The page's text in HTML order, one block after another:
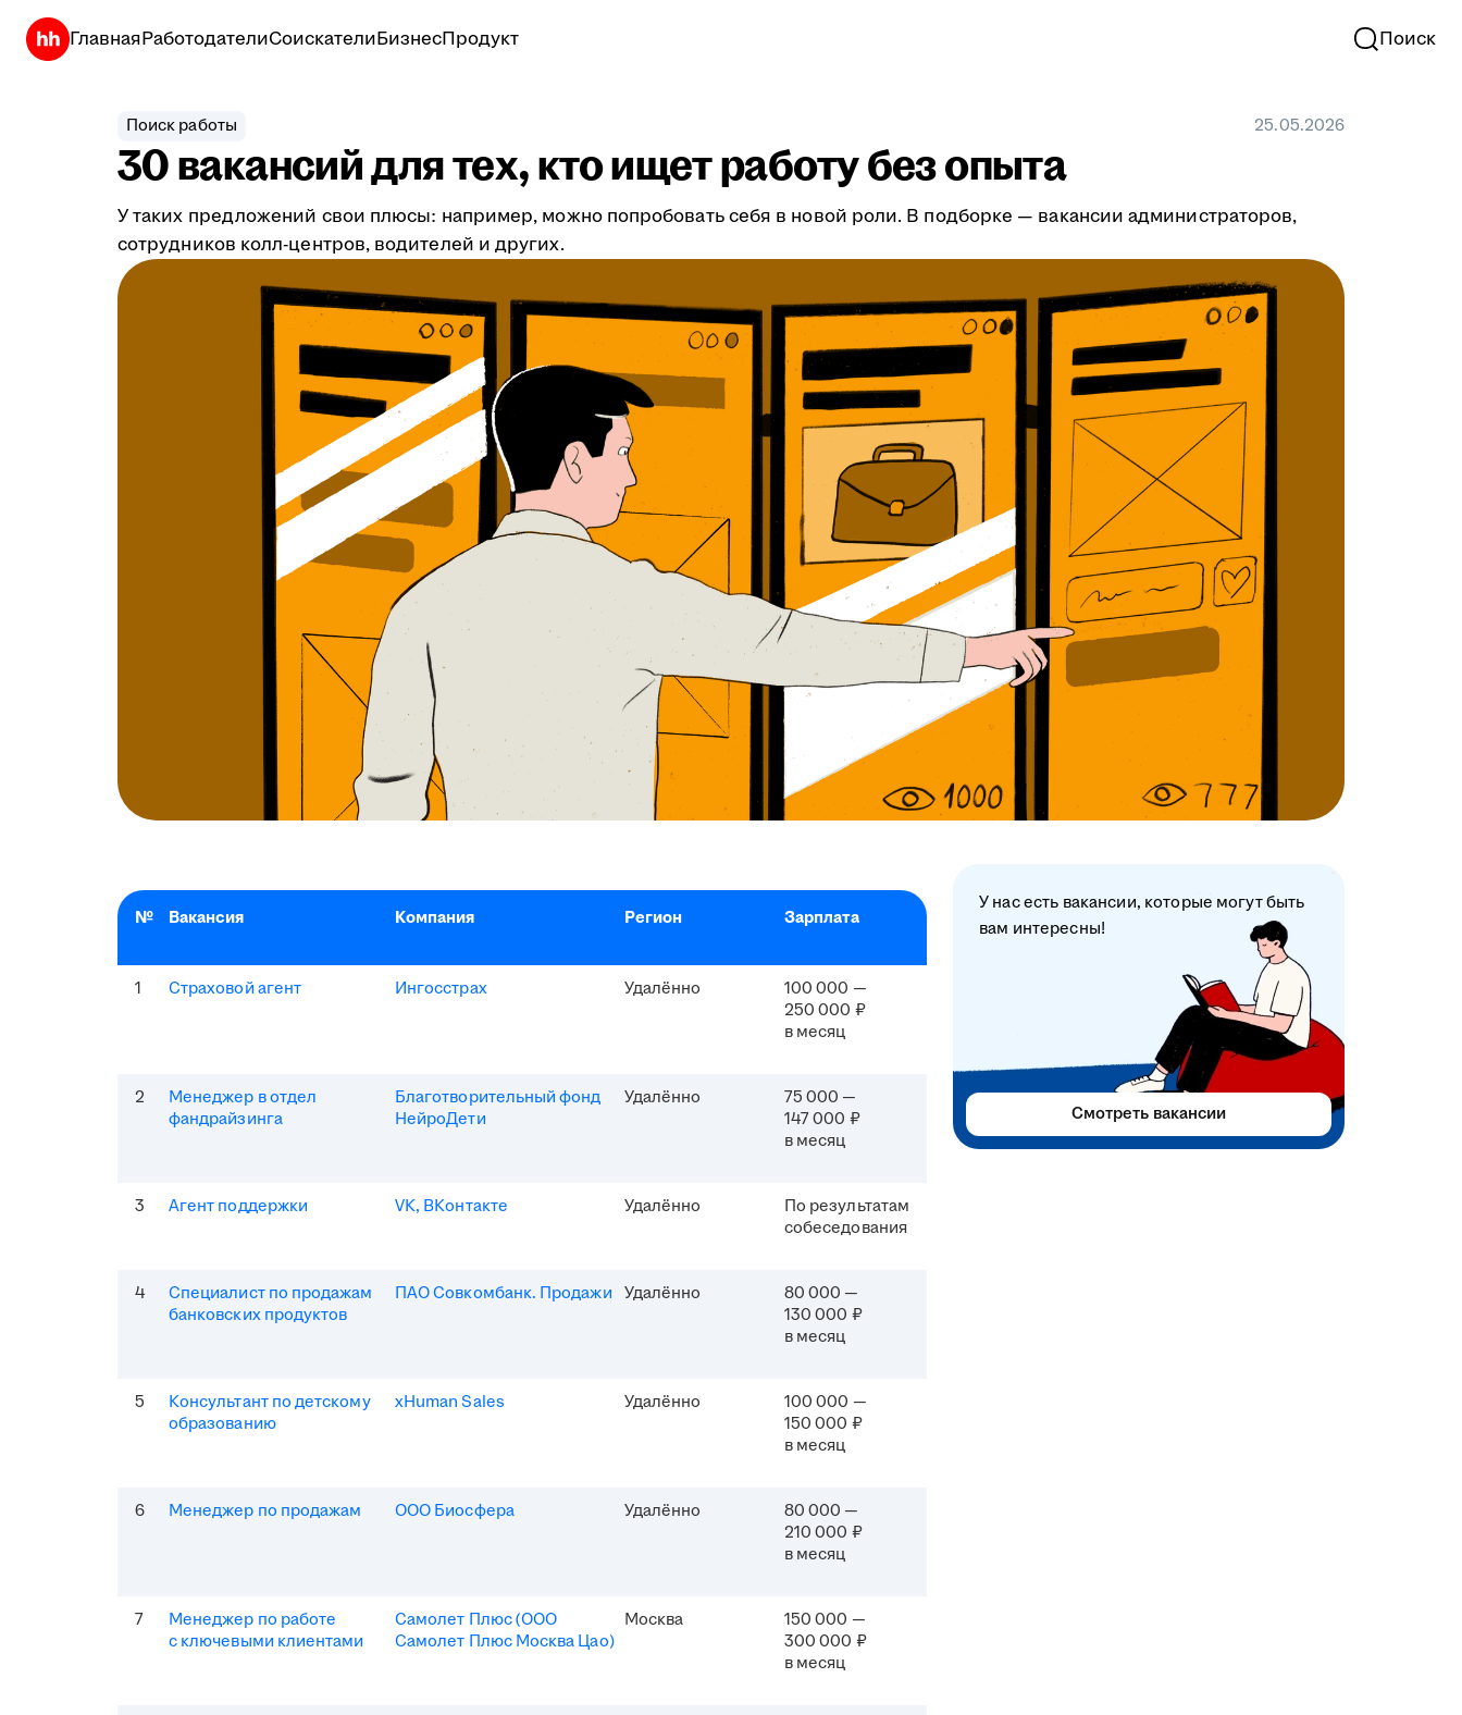
ГлавнаяРаботодателиСоискателиБизнесПродукт Поиск
Поиск работы 25.05.2026
30 вакансий для тех, кто ищет работу без опыта
У таких предложений свои плюсы: например, можно попробовать себя в новой роли. В подборке — вакансии администраторов,
сотрудников колл-центров, водителей и других.
№ Вакансия Компания Регион Зарплата
1 Страховой агент Ингосстрах Удалённо
100 000 —
250 000 ₽
в месяц
2
Менеджер в отдел
фандрайзинга
Благотворительный фонд
НейроДети
Удалённо
75 000 —
147 000 ₽
в месяц
3 Агент поддержки VK, ВКонтакте Удалённо
По результатам
собеседования
4
Специалист по продажам
банковских продуктов
ПАО Совкомбанк. Продажи Удалённо
80 000 —
130 000 ₽
в месяц
5
Консультант по детскому
образованию
xHuman Sales Удалённо
100 000 —
150 000 ₽
в месяц
6 Менеджер по продажам ООО Биосфера Удалённо
80 000 —
210 000 ₽
в месяц
7
Менеджер по работе
с ключевыми клиентами
Самолет Плюс (ООО
Самолет Плюс Москва Цао)
Москва
150 000 —
300 000 ₽
в месяц
У нас есть вакансии, которые могут быть
вам интересны!
Смотреть вакансии